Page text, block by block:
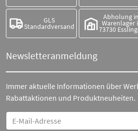
GLS
Standardversand
Abholung
Warenlager
73730
Newsletteranmeldung
Immer aktuelle Informationen über
Rabattaktionen und Produktneuheiten.